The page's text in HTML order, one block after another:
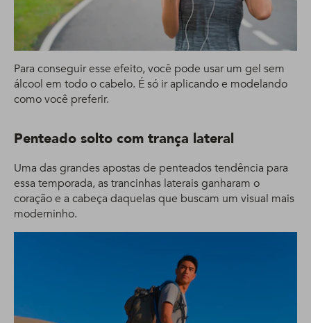
Para conseguir esse efeito, você pode usar um gel sem
álcool em todo o cabelo. É só ir aplicando e modelando
como você preferir.
Penteado solto com trança lateral
Uma das grandes apostas de penteados tendência para
essa temporada, as trancinhas laterais ganharam o
coração e a cabeça daquelas que buscam um visual mais
moderninho.